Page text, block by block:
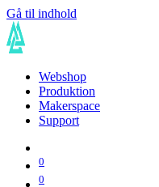
Gå til indhold
Webshop
Produktion
Makerspace
Support
0
0